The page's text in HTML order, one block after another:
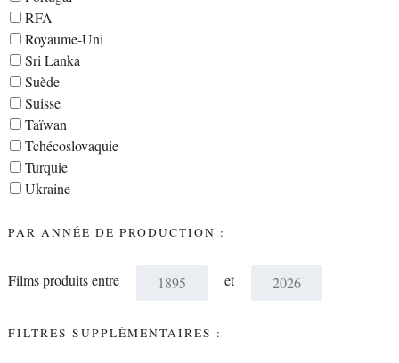
RFA
Royaume-Uni
Sri Lanka
Suède
Suisse
Taïwan
Tchécoslovaquie
Turquie
Ukraine
PAR ANNÉE DE PRODUCTION :
Films produits entre et
FILTRES SUPPLÉMENTAIRES :